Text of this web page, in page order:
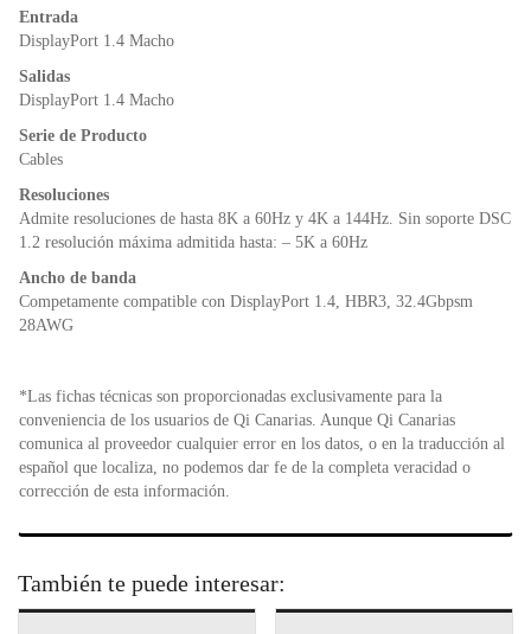
o
Entrada
DisplayPort 1.4 Macho
Salidas
DisplayPort 1.4 Macho
Serie de Producto
Cables
Resoluciones
Admite resoluciones de hasta 8K a 60Hz y 4K a 144Hz. Sin soporte DSC
1.2 resolución máxima admitida hasta: – 5K a 60Hz
Ancho de banda
Competamente compatible con DisplayPort 1.4, HBR3, 32.4Gbpsm
28AWG
*Las fichas técnicas son proporcionadas exclusivamente para la
conveniencia de los usuarios de Qi Canarias. Aunque Qi Canarias
comunica al proveedor cualquier error en los datos, o en la traducción al
español que localiza, no podemos dar fe de la completa veracidad o
corrección de esta información.
También te puede interesar: